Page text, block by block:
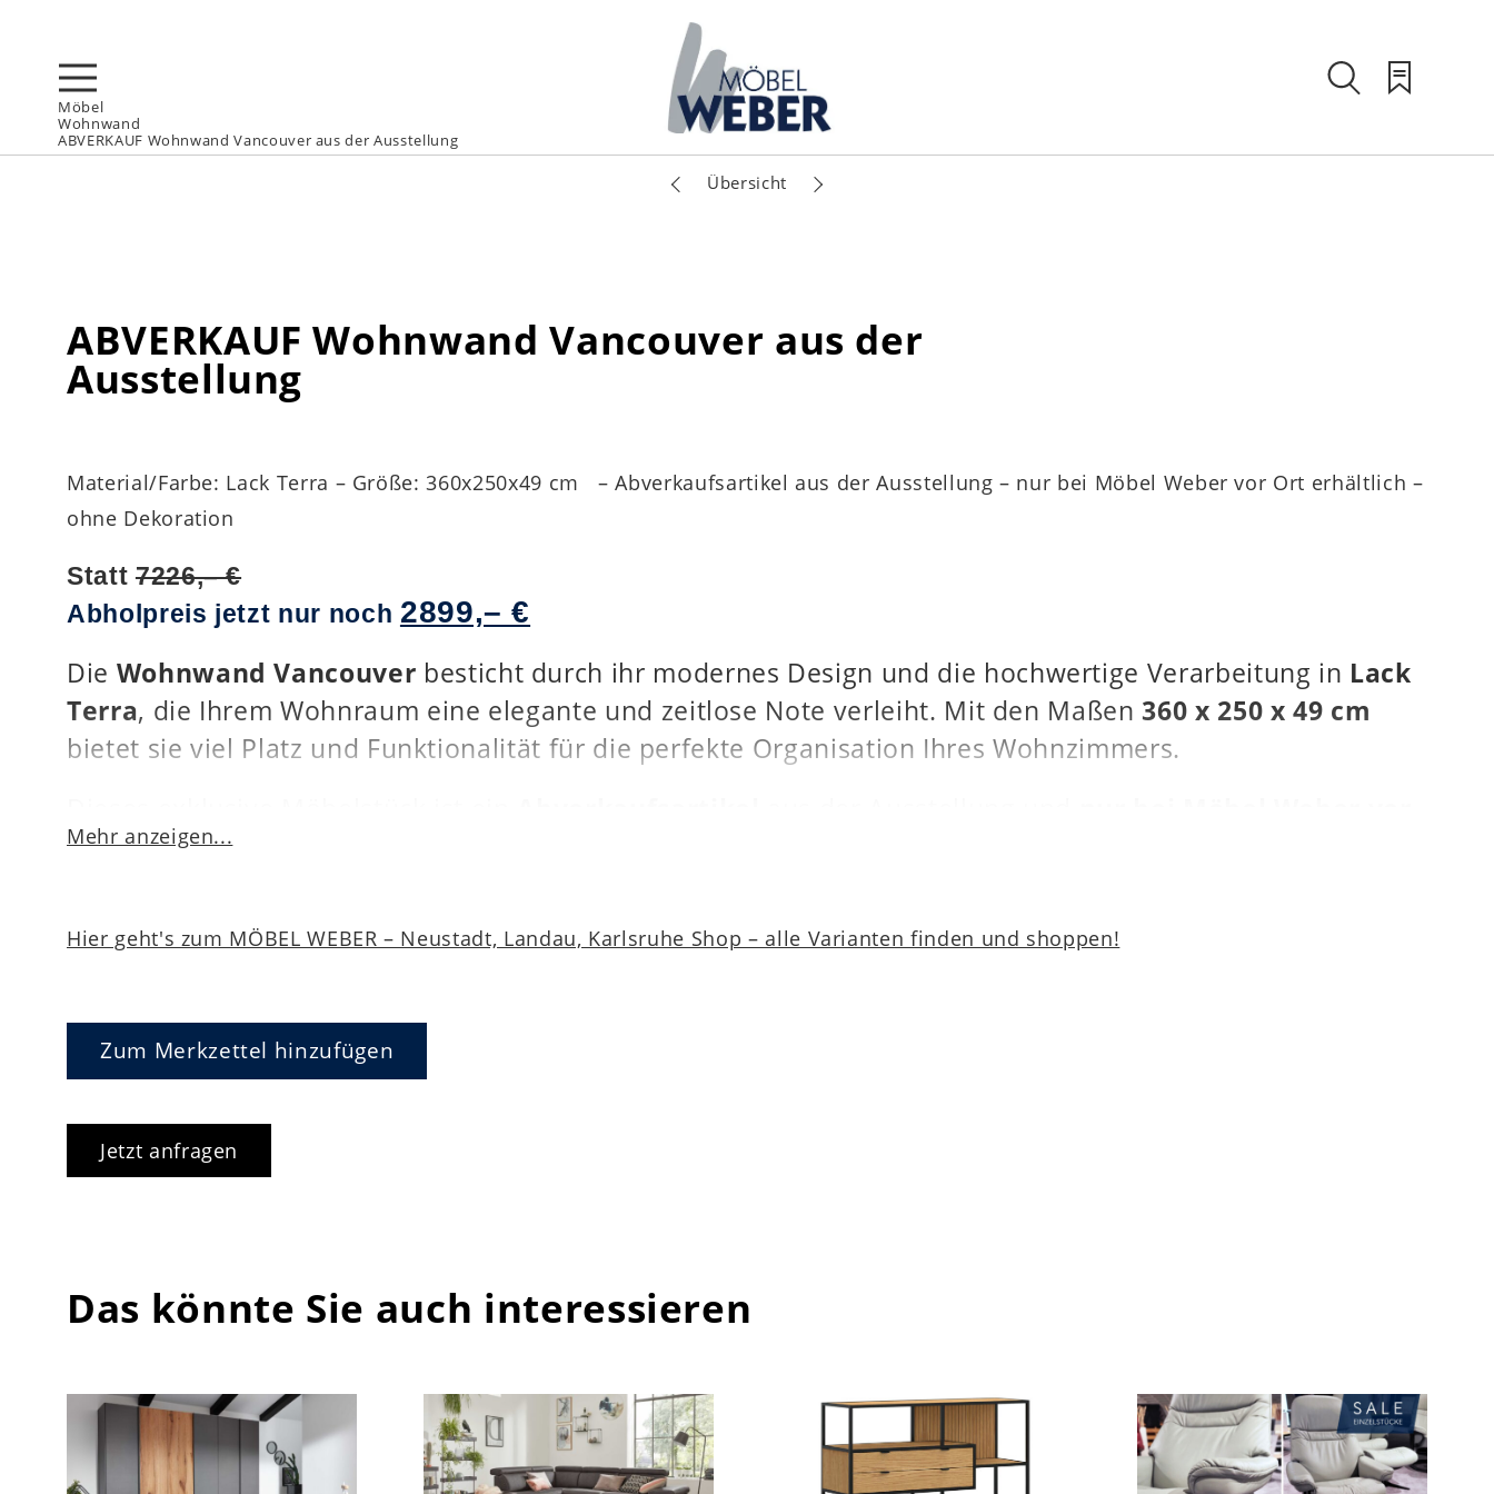
Möbel
Wohnwand
ABVERKAUF Wohnwand Vancouver aus der Ausstellung
Übersicht
ABVERKAUF Wohnwand Vancouver aus der
Ausstellung
Material/Farbe: Lack Terra – Größe: 360x250x49 cm – Abverkaufsartikel aus der Ausstellung – nur bei Möbel Weber vor Ort erhältlich –
ohne Dekoration
Statt 7226,– €
Abholpreis jetzt nur noch 2899,– €
Die Wohnwand Vancouver besticht durch ihr modernes Design und die hochwertige Verarbeitung in Lack
Terra, die Ihrem Wohnraum eine elegante und zeitlose Note verleiht. Mit den Maßen360 x 250 x 49 cm
bietet sie viel Platz und Funktionalität für die perfekte Organisation Ihres Wohnzimmers.
Ort erhältlich
Zuhause stilvoll zu gestalten.
Mehr anzeigen...
Hier geht's zum MÖBEL WEBER – Neustadt, Landau, Karlsruhe Shop – alle Varianten finden und shoppen!
Zum Merkzettel hinzufügen
Jetzt anfragen
Das könnte Sie auch interessieren